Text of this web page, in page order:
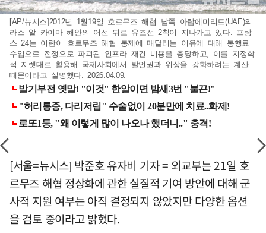
[AP/뉴시스]2012년 1월19일 호르무즈 해협 남쪽 아랍에미리트(UAE)의
라스 알 카이마 해안의 어선 뒤로 유조선 2척이 지나가고 있다. 프랑
스 24는 이란이 호르무즈 해협 통제에 매달리는 이유에 대해 통행료
수입으로 전쟁으로 파괴된 인프라 재건 비용을 충당하고, 이를 지정학
적 지렛대로 활용해 국제사회에서 발언권과 위상을 강화하려는 계산
때문이라고 설명했다. 2026.04.09.
[서울=뉴시스] 박준호 유자비 기자 = 외교부는 21일 호
르무즈 해협 정상화에 관한 실질적 기여 방안에 대해 군
사적 지원 여부는 아직 결정되지 않았지만 다양한 옵션
을 검토 중이라고 밝혔다.